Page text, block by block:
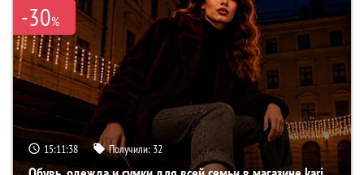
-30%
15:11:38 Получили: 32